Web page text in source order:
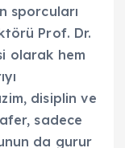
sporcuları
Prof. Dr.
olarak hem
disiplin ve
sadece
da gurur